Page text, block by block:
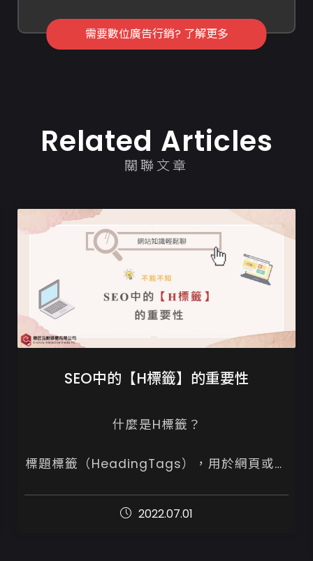
需要數位廣告行銷? 了解更多
Related Articles
關聯文章
SEO中的【H標籤】的重要性
什麼是H標籤？
標題標籤（HeadingTags），用於網頁或文
Heading標籤內文字去了解網頁的主題，在
當中提及關鍵字，將提升網頁與目標關鍵字...
2022.07.01